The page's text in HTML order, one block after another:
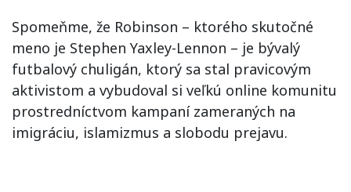
Spomeňme, že Robinson – ktorého skutočné
meno je Stephen Yaxley-Lennon – je bývalý
futbalový chuligán, ktorý sa stal pravicovým
aktivistom a vybudoval si veľkú online komunitu
prostredníctvom kampaní zameraných na
imigráciu, islamizmus a slobodu prejavu.